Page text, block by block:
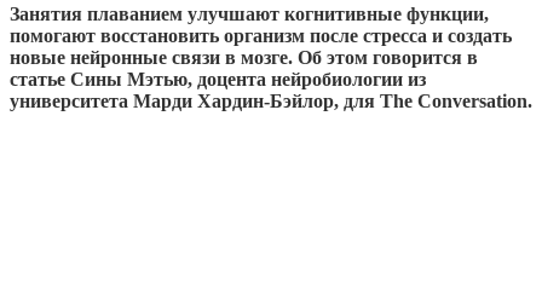
Занятия плаванием улучшают когнитивные функции,
помогают восстановить организм после стресса и создать
новые нейронные связи в мозге. Об этом говорится в
статье Сины Мэтью, доцента нейробиологии из
университета Марди Хардин-Бэйлор, для The Conversation.